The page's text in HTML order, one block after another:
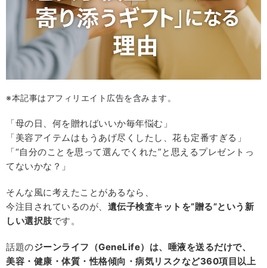
※本記事はアフィリエイト広告を含みます。
「母の日、何を贈ればいいか毎年悩む」
「美容アイテムはもうあげ尽くしたし、花も定番すぎる」
「“自分のことを思って選んでくれた”と思えるプレゼントっ
てないかな？」
そんな風に考えたことがあるなら、
今注目されているのが、 遺伝子検査キットを“贈る”という新
しい選択肢です。
話題のジーンライフ（GeneLife）は、唾液を送るだけで、
美容・健康・体質・性格傾向・病気リスクなど360項目以上